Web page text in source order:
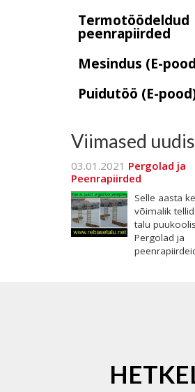
Termotöödeldud
peenrapiirded
Mesindus (E-
Puidutöö (E-
Viimased
03.01.2021 Pergolad ja
Peenrapiirded
Selle aasta
võimalik
talu
Pergolad ja